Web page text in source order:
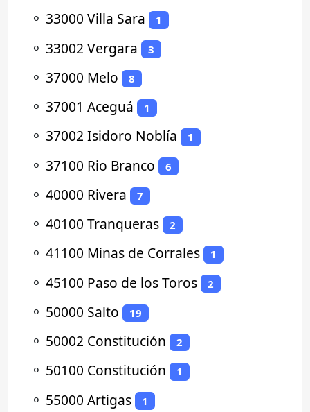
⚬ 33000 Villa Sara 1
⚬ 33002 Vergara 3
⚬ 37000 Melo 8
⚬ 37001 Aceguá 1
⚬ 37002 Isidoro Noblía 1
⚬ 37100 Rio Branco 6
⚬ 40000 Rivera 7
⚬ 40100 Tranqueras 2
⚬ 41100 Minas de Corrales 1
⚬ 45100 Paso de los Toros 2
⚬ 50000 Salto 19
⚬ 50002 Constitución 2
⚬ 50100 Constitución 1
⚬ 55000 Artigas 1